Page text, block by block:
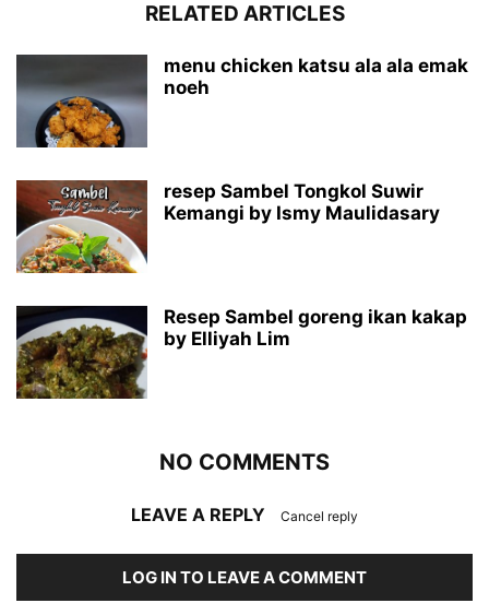
RELATED ARTICLES
menu chicken katsu ala ala emak
noeh
resep Sambel Tongkol Suwir
Kemangi by Ismy Maulidasary
Resep Sambel goreng ikan kakap
by Elliyah Lim
NO COMMENTS
LEAVE A REPLY Cancel reply
LOG IN TO LEAVE A COMMENT